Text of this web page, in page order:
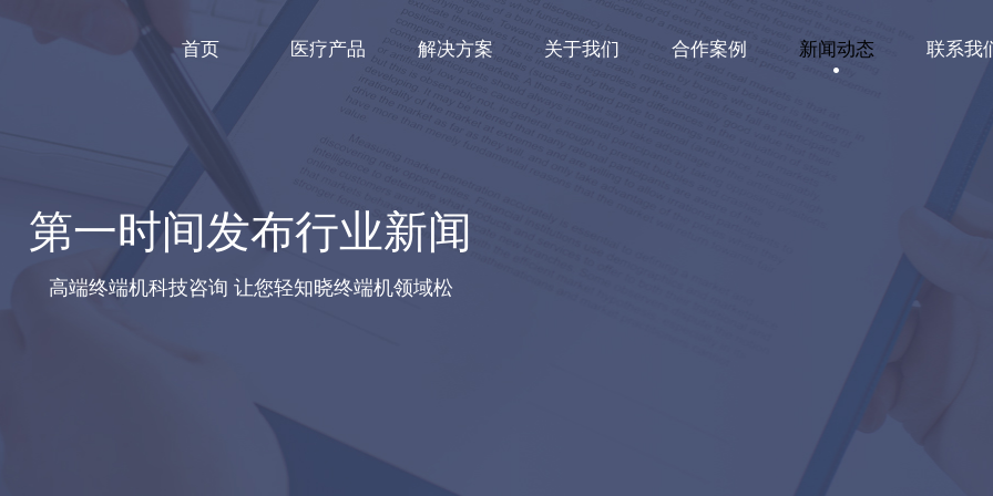
高端终端机科技咨询 让您轻知晓终端机领域松
第一时间发布行业新闻
首页 医疗产品 解决方案 关于我们 合作案例 新闻动态 联系我